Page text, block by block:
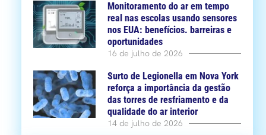
Monitoramento do ar em tempo
real nas escolas usando sensores
nos EUA: benefícios. barreiras e
oportunidades
16 de julho de 2026
Surto de Legionella em Nova York
reforça a importância da gestão
das torres de resfriamento e da
qualidade do ar interior
14 de julho de 2026